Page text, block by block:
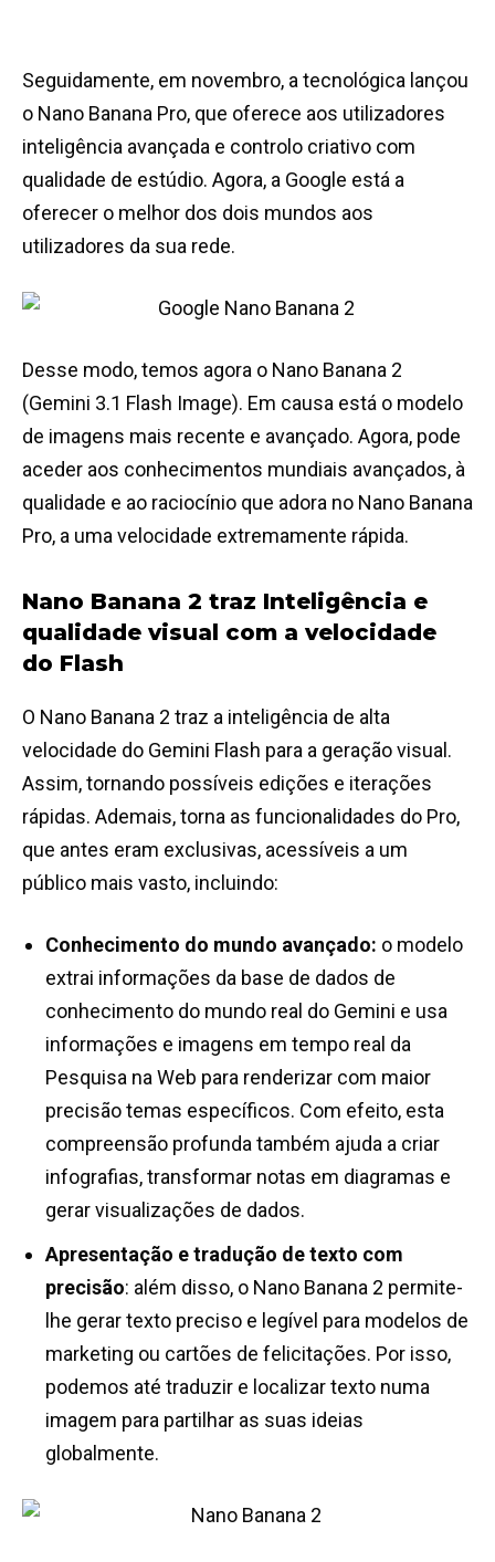
Seguidamente, em novembro, a tecnológica lançou
o Nano Banana Pro, que oferece aos utilizadores
inteligência avançada e controlo criativo com
qualidade de estúdio. Agora, a Google está a
oferecer o melhor dos dois mundos aos
utilizadores da sua rede.
Desse modo, temos agora o Nano Banana 2
(Gemini 3.1 Flash Image). Em causa está o modelo
de imagens mais recente e avançado. Agora, pode
aceder aos conhecimentos mundiais avançados, à
qualidade e ao raciocínio que adora no Nano Banana
Pro, a uma velocidade extremamente rápida.
Nano Banana 2 traz Inteligência e
qualidade visual com a velocidade
do Flash
O Nano Banana 2 traz a inteligência de alta
velocidade do Gemini Flash para a geração visual.
Assim, tornando possíveis edições e iterações
rápidas. Ademais, torna as funcionalidades do Pro,
que antes eram exclusivas, acessíveis a um
público mais vasto, incluindo:
Conhecimento do mundo avançado: o modelo
extrai informações da base de dados de
conhecimento do mundo real do Gemini e usa
informações e imagens em tempo real da
Pesquisa na Web para renderizar com maior
precisão temas específicos. Com efeito, esta
compreensão profunda também ajuda a criar
infografias, transformar notas em diagramas e
gerar visualizações de dados.
Apresentação e tradução de texto com
precisão: além disso, o Nano Banana 2 permite-
lhe gerar texto preciso e legível para modelos de
marketing ou cartões de felicitações. Por isso,
podemos até traduzir e localizar texto numa
imagem para partilhar as suas ideias
globalmente.